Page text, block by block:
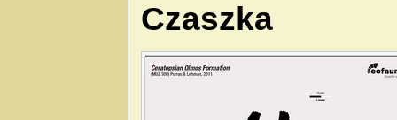
Czaszka